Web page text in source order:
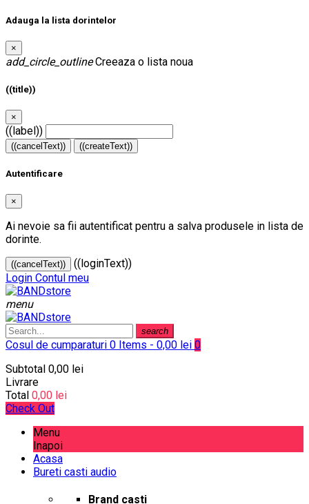
Adauga la lista dorintelor
×
add_circle_outlineCreeaza o lista noua
((title))
×
((label))
((cancelText)) ((createText))
Autentificare
×
Ai nevoie sa fii autentificat pentru a salva produsele in lista de
dorinte.
((cancelText))
((loginText))
Login Contul meu
menu
search
Cosul de cumparaturi 0 Items - 0,00 lei 0
Subtotal 0,00 lei
Livrare
Total 0,00 lei
Check Out
Menu
Inapoi
Acasa
Bureti casti audio
Brand casti